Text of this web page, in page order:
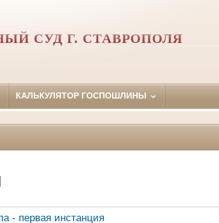
СУД Г. СТАВРОПОЛЯ
КАЛЬКУЛЯТОР ГОСПОШЛИНЫ
- первая инстанция